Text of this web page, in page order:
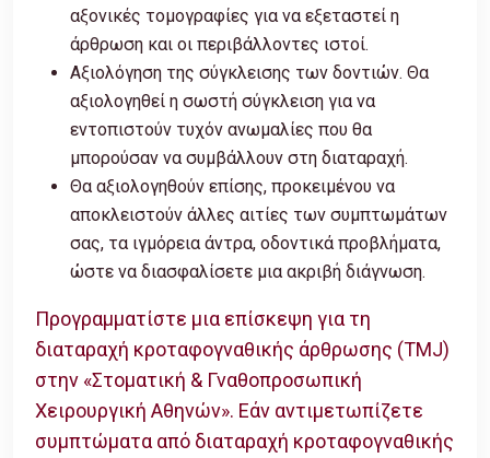
αξονικές τομογραφίες για να εξεταστεί η
άρθρωση και οι περιβάλλοντες ιστοί.
Αξιολόγηση της σύγκλεισης των δοντιών. Θα
αξιολογηθεί η σωστή σύγκλειση για να
εντοπιστούν τυχόν ανωμαλίες που θα
μπορούσαν να συμβάλλουν στη διαταραχή.
Θα αξιολογηθούν επίσης, προκειμένου να
αποκλειστούν άλλες αιτίες των συμπτωμάτων
σας, τα ιγμόρεια άντρα, οδοντικά προβλήματα,
ώστε να διασφαλίσετε μια ακριβή διάγνωση.
Προγραμματίστε μια επίσκεψη για τη
διαταραχή κροταφογναθικής άρθρωσης (TMJ)
στην «Στοματική & Γναθοπροσωπική
Χειρουργική Αθηνών». Εάν αντιμετωπίζετε
συμπτώματα από διαταραχή κροταφογναθικής